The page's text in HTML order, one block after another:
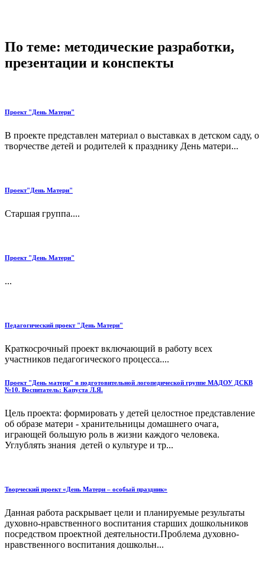
По теме: методические разработки,
презентации и конспекты
Проект "День Матери"
В проекте представлен материал о выставках в детском саду, о
творчестве детей и родителей к празднику День матери...
Проект"День Матери"
Старшая группа....
Проект "День Матери"
...
Педагогический проект "День Матери"
Краткосрочный проект включающий в работу всех
участников педагогического процесса....
Проект "День матери" в подготовительной логопедической группе МАДОУ ДСКВ
№10. Воспитатель: Капуста Л.Я.
Цель проекта: формировать у детей целостное представление
об образе матери - хранительницы домашнего очага,
играющей большую роль в жизни каждого человека.
Углублять знания детей о культуре и тр...
Творческий проект «День Матери – особый праздник»
Данная работа раскрывает цели и планируемые результаты
духовно-нравственного воспитания старших дошкольников
посредством проектной деятельности.Проблема духовно-
нравственного воспитания дошкольн...